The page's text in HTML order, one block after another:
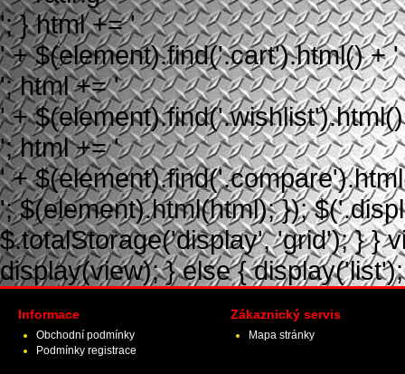
'; } html += '
' + $(element).find('.cart').html() + '
'; html += '
' +
'; html += '
' +
'; $(element).html(html); });
$.totalStorage('display', 'grid'); } }
display(view); } else {
Informace
Obchodní podmínky
Podmínky registrace
Zákaznický servis
Mapa stránky